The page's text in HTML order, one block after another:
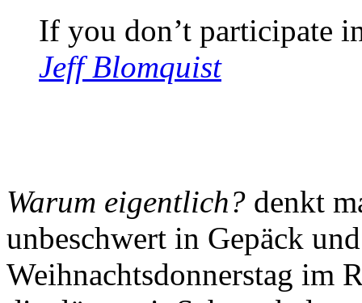
If you don’t participate
Jeff Blomquist
Warum eigentlich? denkt
unbeschwert in Gepäck
Weihnachtsdonnerstag im